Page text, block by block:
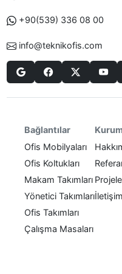
+90(539) 336 08 00
info@teknikofis.com
Bağlantılar
Ofis Mobilyaları
Ofis Koltukları
Makam Takımları
Yönetici Takımları
Ofis Takımları
Çalışma Masaları
İletişim